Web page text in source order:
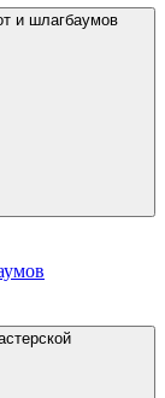
и шлагбаумов